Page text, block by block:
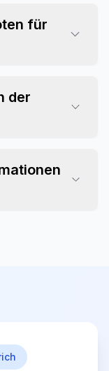
für
der